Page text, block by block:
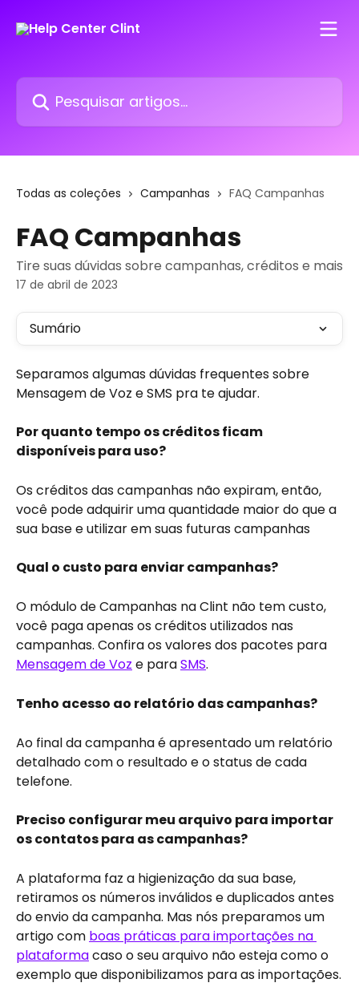
Pesquisar artigos...
Todas as coleções Campanhas FAQ Campanhas
FAQ Campanhas
Tire suas dúvidas sobre campanhas, créditos e mais
17 de abril de 2023
Sumário
Separamos algumas dúvidas frequentes sobre
Mensagem de Voz e SMS pra te ajudar.
Por quanto tempo os créditos ficam
disponíveis para uso?
Os créditos das campanhas não expiram, então,
você pode adquirir uma quantidade maior do que a
sua base e utilizar em suas futuras campanhas
Qual o custo para enviar campanhas?
O módulo de Campanhas na Clint não tem custo,
você paga apenas os créditos utilizados nas
campanhas. Confira os valores dos pacotes para
Mensagem de Voz e para SMS.
Tenho acesso ao relatório das campanhas?
Ao final da campanha é apresentado um relatório
detalhado com o resultado e o status de cada
telefone.
Preciso configurar meu arquivo para importar
os contatos para as campanhas?
A plataforma faz a higienização da sua base,
retiramos os números inválidos e duplicados antes
do envio da campanha. Mas nós preparamos um
artigo com boas práticas para importações na
plataforma caso o seu arquivo não esteja como o
exemplo que disponibilizamos para as importações.